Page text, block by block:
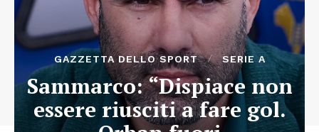
GAZZETTA DELLO SPORT SERIE A
Sammarco: “Dispiace non
essere riusciti a fare gol.